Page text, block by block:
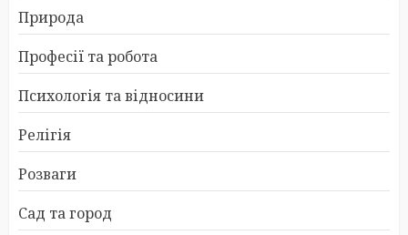
Природа
Професії та робота
Психологія та відносини
Релігія
Розваги
Сад та город